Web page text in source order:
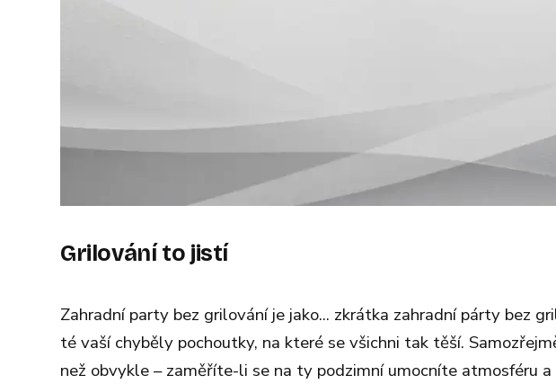
Grilování to jistí
Zahradní party bez grilování je jako... zkrátka zahradní párty bez
té vaší chyběly pochoutky, na které se všichni tak těší.
než obvykle – zaměříte-li se na ty podzimní umocníte atmosféru